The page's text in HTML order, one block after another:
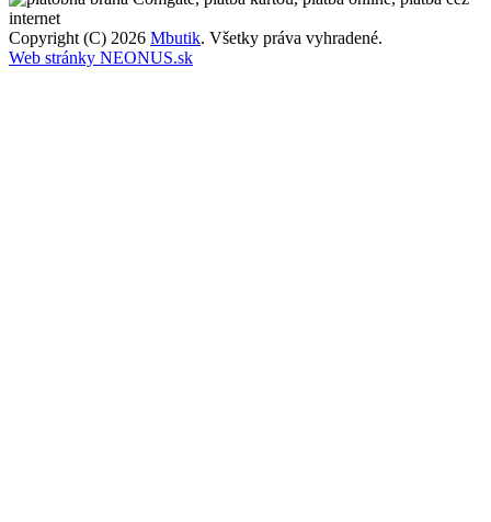
Copyright (C) 2026 Mbutik. Všetky práva vyhradené.
Web stránky NEONUS.sk